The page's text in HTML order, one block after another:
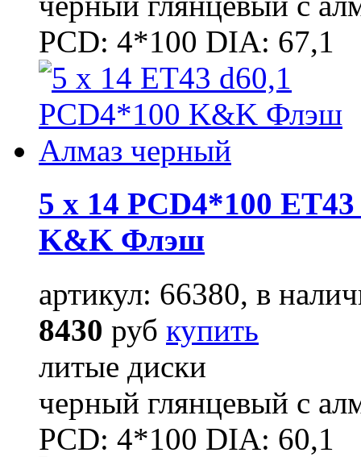
PCD: 4*100 DIA: 67,1
5 x 14 PCD4*100
K&K Флэш
артикул: 66380, в
8430 руб купить
литые диски
черный глянцевый с
PCD: 4*100 DIA: 60,1